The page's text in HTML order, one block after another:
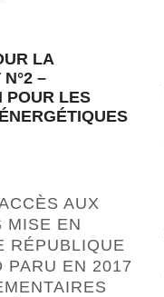
LA
–
POUR LES
AUX
MISE EN
RÉPUBLIQUE
PARU EN 2017